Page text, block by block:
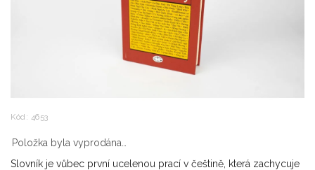
Kód: 4653
Položka byla vyprodána…
Slovník je vůbec první ucelenou prací v češtině, která zachycuje